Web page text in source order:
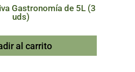
Gastronomía de 5L (3
uds)
al carrito